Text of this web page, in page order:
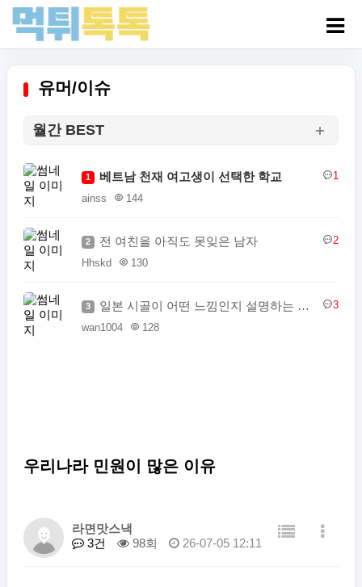
유머/이슈
월간 BEST
1 베트남 천재 여고생이 선택한 학교
1
ainss
144
2 전 여친을 아직도 못잊은 남자
2
Hhskd
130
3 일본 시골이 어떤 느낌인지 설명하는 일본인
3
wan1004
128
우리나라 민원이 많은 이유
라면맛스낵
3건
98회 26-07-05 12:11